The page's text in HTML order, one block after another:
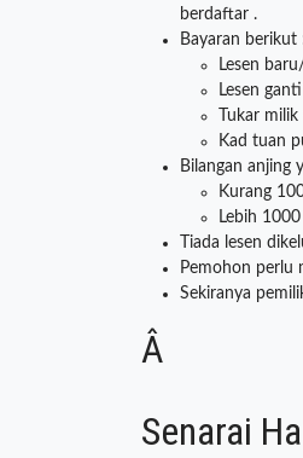
berdaftar .
Bayaran berikut
Lesen
Lesen
Tukar
Kad tuan
Bilangan anjing
Kurang
Lebih
Tiada lesen
Pemohon perlu
Sekiranya
Â
Senarai